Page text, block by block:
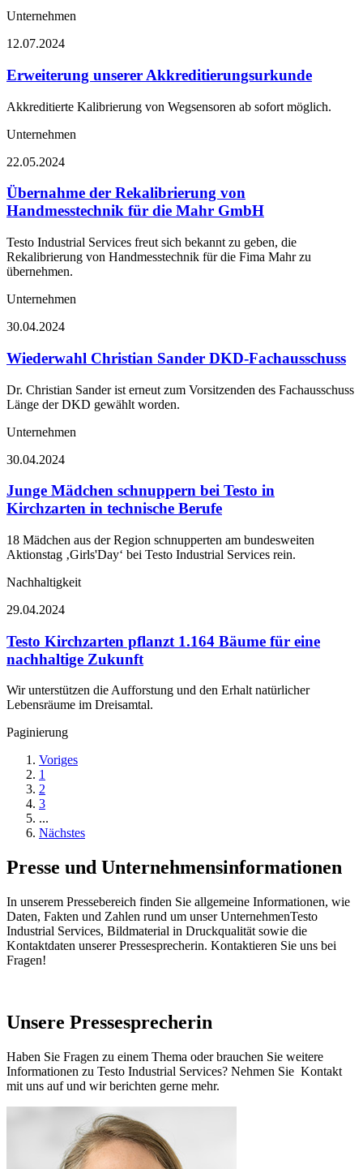
Unternehmen
12.07.2024
Erweiterung unserer Akkreditierungsurkunde
Akkreditierte Kalibrierung von Wegsensoren ab sofort möglich.
Unternehmen
22.05.2024
Übernahme der Rekalibrierung von
Handmesstechnik für die Mahr GmbH
Testo Industrial Services freut sich bekannt zu geben, die
Rekalibrierung von Handmesstechnik für die Fima Mahr zu
übernehmen.
Unternehmen
30.04.2024
Wiederwahl Christian Sander DKD-Fachausschuss
Dr. Christian Sander ist erneut zum Vorsitzenden des Fachausschuss
Länge der DKD gewählt worden.
Unternehmen
30.04.2024
Junge Mädchen schnuppern bei Testo in
Kirchzarten in technische Berufe
18 Mädchen aus der Region schnupperten am bundesweiten
Aktionstag ‚Girls'Day‘ bei Testo Industrial Services rein.
Nachhaltigkeit
29.04.2024
Testo Kirchzarten pflanzt 1.164 Bäume für eine
nachhaltige Zukunft
Wir unterstützen die Aufforstung und den Erhalt natürlicher
Lebensräume im Dreisamtal.
Paginierung
Voriges
1
2
3
...
Nächstes
Presse und Unternehmensinformationen
In unserem Pressebereich finden Sie allgemeine Informationen, wie
Daten, Fakten und Zahlen rund um unser UnternehmenTesto
Industrial Services, Bildmaterial in Druckqualität sowie die
Kontaktdaten unserer Pressesprecherin. Kontaktieren Sie uns bei
Fragen!
Unsere Pressesprecherin
Haben Sie Fragen zu einem Thema oder brauchen Sie weitere
Informationen zu Testo Industrial Services? Nehmen Sie Kontakt
mit uns auf und wir berichten gerne mehr.